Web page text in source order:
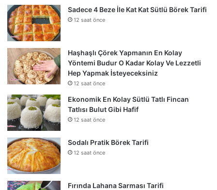
Sadece 4 Beze İle Kat Kat Sütlü Börek Tarifi
12 saat önce
Haşhaşlı Çörek Yapmanın En Kolay
Yöntemi Budur O Kadar Kolay Ve Lezzetli
Hep Yapmak İsteyeceksiniz
12 saat önce
Ekonomik En Kolay Sütlü Tatlı Fincan
Tatlısı Bulut Gibi Hafif
12 saat önce
Sodalı Pratik Börek Tarifi
12 saat önce
Fırında Lahana Sarması Tarifi